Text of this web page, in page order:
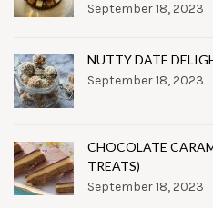
September 18, 2023
NUTTY DATE
September 18, 2023
CHOCOLATE
TREATS)
September 18, 2023